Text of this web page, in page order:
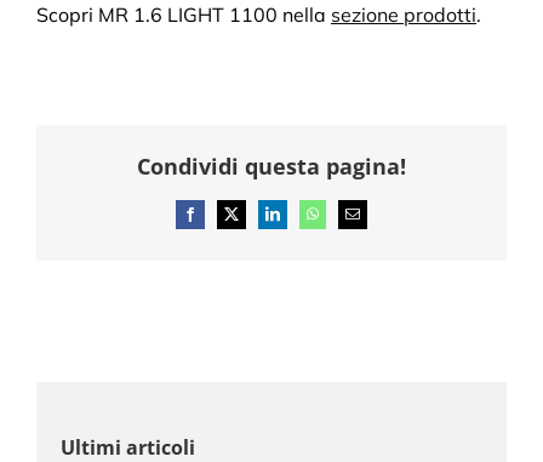
Scopri MR 1.6 LIGHT 1100 nella sezione prodotti.
Condividi questa pagina!
Facebook
X LinkedInWhatsAppEmail
Ultimi articoli